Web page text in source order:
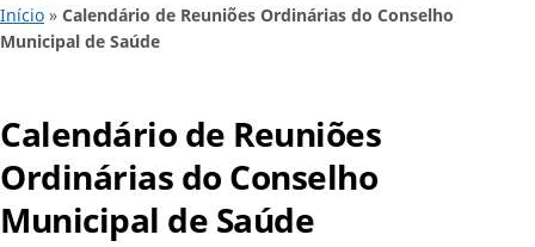
Início » Calendário de Reuniões Ordinárias do Conselho
Municipal de Saúde
Calendário de Reuniões
Ordinárias do Conselho
Municipal de Saúde